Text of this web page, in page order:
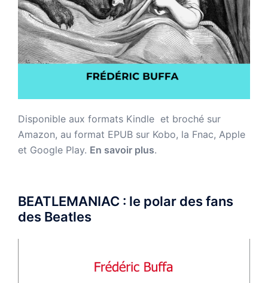
Disponible aux formats Kindle et broché sur
Amazon, au format EPUB sur Kobo, la Fnac, Apple
et Google Play. En savoir plus.
BEATLEMANIAC : le polar des fans
des Beatles